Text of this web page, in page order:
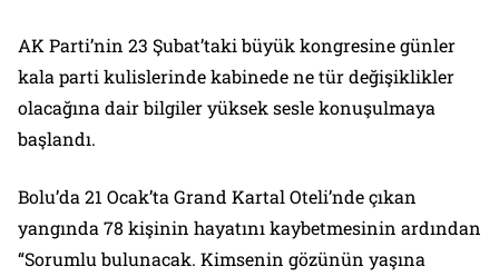
AK Parti’nin 23 Şubat’taki büyük kongresine günler
kala parti kulislerinde kabinede ne tür değişiklikler
olacağına dair bilgiler yüksek sesle konuşulmaya
başlandı.
Bolu’da 21 Ocak’ta Grand Kartal Oteli’nde çıkan
yangında 78 kişinin hayatını kaybetmesinin ardından
“Sorumlu bulunacak. Kimsenin gözünün yaşına